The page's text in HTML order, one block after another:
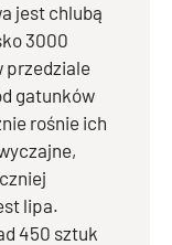
jest chlubą
3000
przedziale
gatunków
rośnie ich
lipa.
450 sztuk